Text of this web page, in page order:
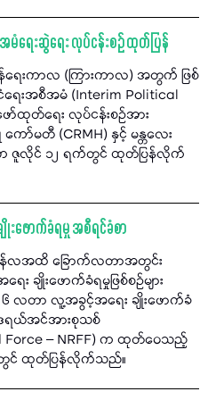
မံရေးဆွဲရေး လုပ်ငန်းစဉ် ထုတ်ပြန်
ေးကာလ (ကြားကာလ) အတွက် ဖြစ်
းအစီအမံ (Interim Political
ာ်ထုတ်ရေး လုပ်ငန်းစဉ်အား
ာ်မတီ (CRMH) နှင့် မန္တလေး
က ဇူလိုင် ၁၂ ရက်တွင် ထုတ်ပြန်လိုက်
းဖောက်ခံရမှု အစီရင်ခံစာ
ဇွန်လအထိ ခြောက်လတာအတွင်း
း ချိုးဖောက်ခံရမှုဖြစ်စဉ်များ
လတာ လူ့အခွင့်အရေး ချိုးဖောက်ခံ
ရယ်အင်အားစုသစ်
Force – NRFF) က ထုတ်ဝေသည့်
င် ထုတ်ပြန်လိုက်သည်။